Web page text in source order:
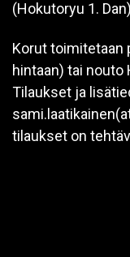
(Hokutoryu 1.
Korut toimitetaan
hintaan) tai
Tilaukset ja
tilaukset on